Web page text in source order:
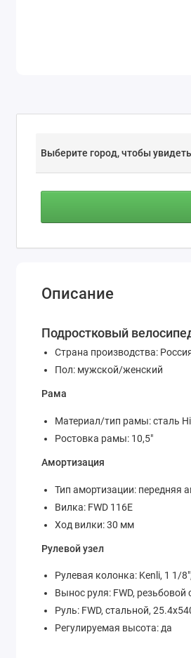
Выберите город, чтобы
Описание
Подростковый
Страна производства:
Пол: мужской/женский
Рама
Материал/тип рамы: сталь
Ростовкa рамы: 10,5"
Амортизация
Тип амортизации: передняя
Вилка: FWD 116E
Ход вилки: 30 мм
Рулевой узел
Рулевая колонка: Kenli, 1 1/
Вынос руля: FWD, резьбовой
Руль: FWD, cтальной,
Регулируемая высота: да